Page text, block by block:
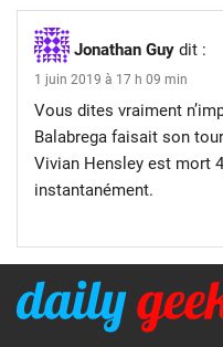
Jonathan Guy dit :
1 juin 2019 à 17 h 09 min
Vous dites vraiment
Balabrega faisait son
Vivian Hensley est mort
instantanément.